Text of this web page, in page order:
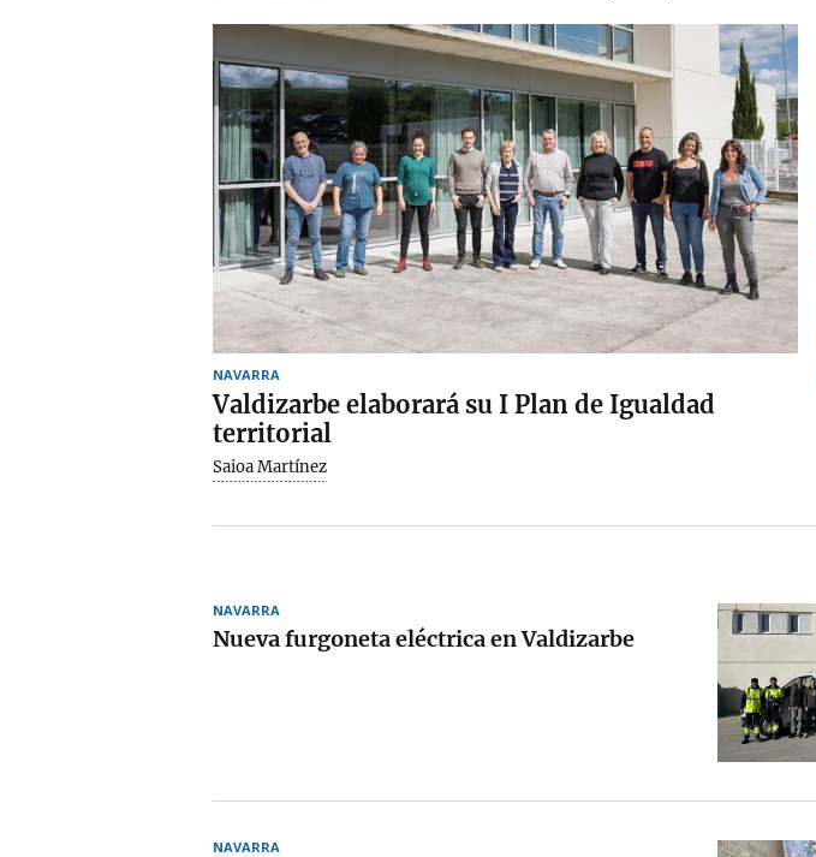
NAVARRA
Valdizarbe elaborará su I Plan de Igualdad
territorial
Saioa Martínez
NAVARRA
Nueva furgoneta eléctrica en Valdizarbe
NAVARRA